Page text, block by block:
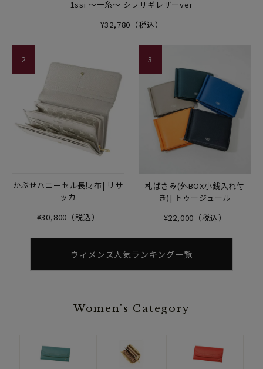
1ssi ～一糸～ シラサギレザーver
¥32,780（税込）
かぶせハニーセル長財布| リサ
ッカ
¥30,800（税込）
2
札ばさみ(外BOX小銭入れ付
き)| トゥージュール
¥22,000（税込）
3
ウィメンズ人気ランキング一覧
Women's Category